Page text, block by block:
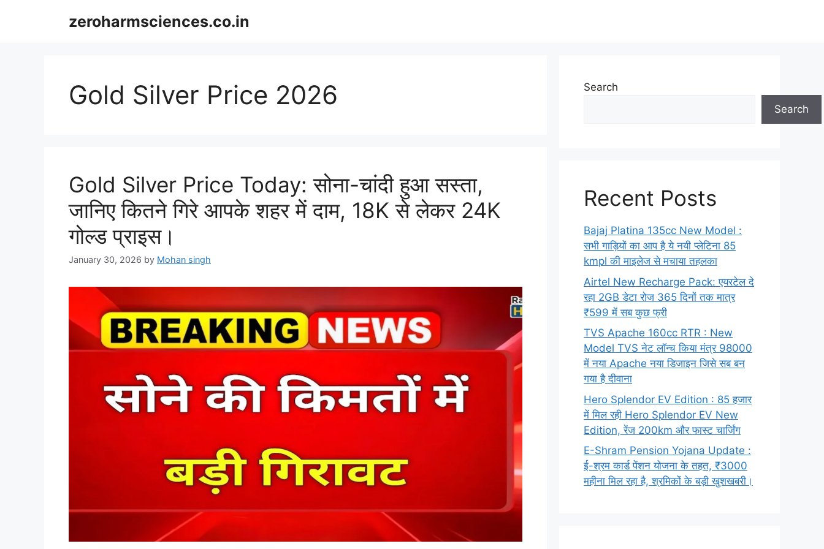
zeroharmsciences.co.in
Gold Silver Price 2026
Gold Silver Price Today: सोना-चांदी हुआ सस्ता,
जानिए कितने गिरे आपके शहर में दाम, 18K से लेकर 24K
गोल्ड प्राइस।
January 30, 2026 by Mohan singh
Search
Search
Recent Posts
Bajaj Platina 135cc New Model :
सभी गाड़ियों का आप है ये नयी प्लेटिना 85
kmpl की माइलेज से मचाया तहलका
Airtel New Recharge Pack: एयरटेल दे
रहा 2GB डेटा रोज 365 दिनों तक मात्र
₹599 में सब कुछ फ्री
TVS Apache 160cc RTR : New
Model TVS नेट लॉन्च किया मंत्र 98000
में नया Apache नया डिजाइन जिसे सब बन
गया है दीवाना
Hero Splendor EV Edition : 85 हजार
में मिल रही Hero Splendor EV New
Edition, रेंज 200km और फास्ट चार्जिंग
E-Shram Pension Yojana Update :
ई-श्रम कार्ड पेंशन योजना के तहत, ₹3000
महीना मिल रहा है, श्रमिकों के बड़ी खुशखबरी।